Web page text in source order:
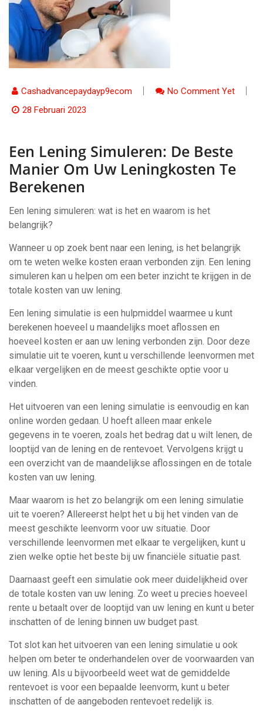
Cashadvancepaydayp9ecom
No Comment Yet
28 Februari 2023
Een Lening Simuleren: De Beste
Manier Om Uw Leningkosten Te
Berekenen
Een lening simuleren: wat is het en waarom is het
belangrijk?
Wanneer u op zoek bent naar een lening, is het belangrijk
om te weten welke kosten eraan verbonden zijn. Een lening
simuleren kan u helpen om een beter inzicht te krijgen in de
totale kosten van uw lening.
Een lening simulatie is een hulpmiddel waarmee u kunt
berekenen hoeveel u maandelijks moet aflossen en
hoeveel kosten er aan uw lening verbonden zijn. Door deze
simulatie uit te voeren, kunt u verschillende leenvormen met
elkaar vergelijken en de meest geschikte optie voor u
vinden.
Het uitvoeren van een lening simulatie is eenvoudig en kan
online worden gedaan. U hoeft alleen maar enkele
gegevens in te voeren, zoals het bedrag dat u wilt lenen, de
looptijd van de lening en de rentevoet. Vervolgens krijgt u
een overzicht van de maandelijkse aflossingen en de totale
kosten van uw lening.
Maar waarom is het zo belangrijk om een lening simulatie
uit te voeren? Allereerst helpt het u bij het vinden van de
meest geschikte leenvorm voor uw situatie. Door
verschillende leenvormen met elkaar te vergelijken, kunt u
zien welke optie het beste bij uw financiële situatie past.
Daarnaast geeft een simulatie ook meer duidelijkheid over
de totale kosten van uw lening. Zo weet u precies hoeveel
rente u betaalt over de looptijd van uw lening en kunt u beter
inschatten of de lening binnen uw budget past.
Tot slot kan het uitvoeren van een lening simulatie u ook
helpen om beter te onderhandelen over de voorwaarden van
uw lening. Als u bijvoorbeeld weet wat de gemiddelde
rentevoet is voor een bepaalde leenvorm, kunt u beter
inschatten of de aangeboden rentevoet redelijk is.